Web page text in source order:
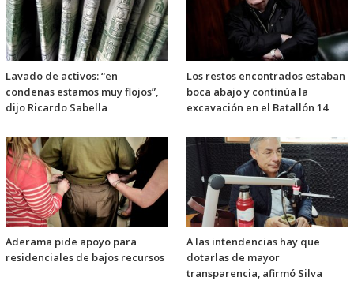
Lavado de activos: “en
condenas estamos muy flojos”,
dijo Ricardo Sabella
Los restos encontrados estaban
boca abajo y continúa la
excavación en el Batallón 14
Aderama pide apoyo para
residenciales de bajos recursos
A las intendencias hay que
dotarlas de mayor
transparencia, afirmó Silva